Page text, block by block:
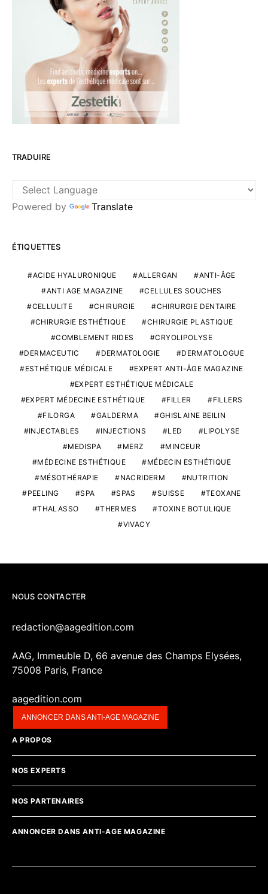
TRADUIRE
Powered by Translate
ÉTIQUETTES
ACIDE HYALURONIQUE ALLERGAN
ANTI-ÂGE
ANTI AGE MAGAZINE
CELLULES SOUCHES
CELLULITE
CHIRURGIE
CHIRURGIE DENTAIRE
CHIRURGIE ESTHÉTIQUE
CHIRURGIE PLASTIQUE
COMBLEMENT RIDES
CRYOLIPOLYSE
DERMACEUTIC
DERMATOLOGIE
DERMATOLOGUE
ESTHÉTIQUE MÉDICALE
EXPERT ANTI-ÂGE MAGAZINE
EXPERT ESTHÉTIQUE MÉDICALE
EXPERT MÉDECINE ESTHÉTIQUE
FILLER
FILLERS
FILORGA
GALDERMA
GHISLAINE BEILIN
INJECTABLES
INJECTIONS LED
LIPOLYSE
MEDISPA
MERZ
MINCEUR
MÉDECINE ESTHÉTIQUE
MÉDECIN ESTHÉTIQUE
MÉSOTHÉRAPIE
NACRIDERM
NUTRITION
PEELING
SPA SPAS SUISSE
TEOXANE
THALASSO
THERMES
TOXINE BOTULIQUE
VIVACY
NOUS CONTACTER
redaction@aagedition.com
AAG, Immeuble D, 66 avenue des Champs Elysées,
75008 Paris, France
aagedition.com
ANNONCER DANS ANTI-AGE MAGAZINE
A PROPOS
NOS EXPERTS
NOS PARTENAIRES
ANNONCER DANS ANTI-AGE MAGAZINE